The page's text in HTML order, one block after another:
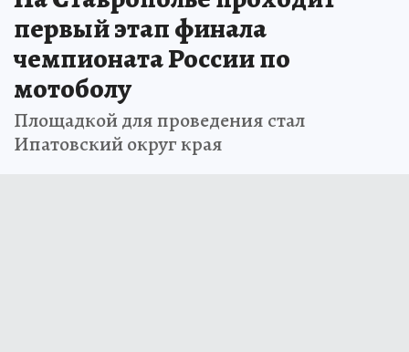
первый этап финала
чемпионата России по
мотоболу
Площадкой для проведения стал
Ипатовский округ края